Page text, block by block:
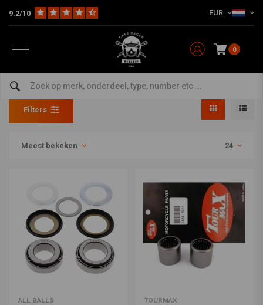
9.2/10 EUR
0
Lagers
Home Model Specifiek Honda Lagers
Filters
Meest bekeken 24
ALL BALLS TOURMAX